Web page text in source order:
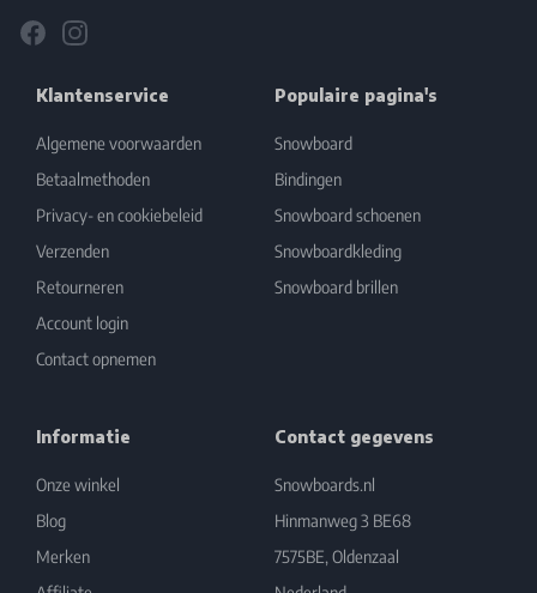
FacebookInstagram
Klantenservice
Algemene voorwaarden
Betaalmethoden
Privacy- en cookiebeleid
Verzenden
Retourneren
Account login
Contact opnemen
Populaire pagina's
Snowboard
Bindingen
Snowboard schoenen
Snowboardkleding
Snowboard brillen
Informatie
Onze winkel
Blog
Merken
Contact gegevens
Snowboards.nl
Hinmanweg 3 BE68
7575BE, Oldenzaal